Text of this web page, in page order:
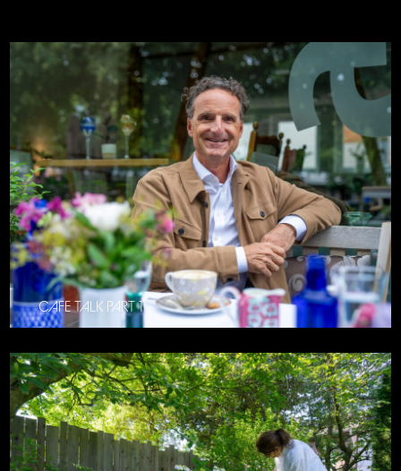
CAFE TALK PART 11